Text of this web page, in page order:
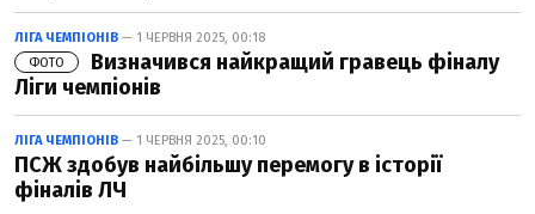
ЛІГА ЧЕМПІОНІВ — 1 ЧЕРВНЯ 2025, 00:18
ФОТО
Визначився найкращий гравець фіналу
Ліги чемпіонів
ЛІГА ЧЕМПІОНІВ — 1 ЧЕРВНЯ 2025, 00:10
ПСЖ здобув найбільшу перемогу в історії
фіналів ЛЧ